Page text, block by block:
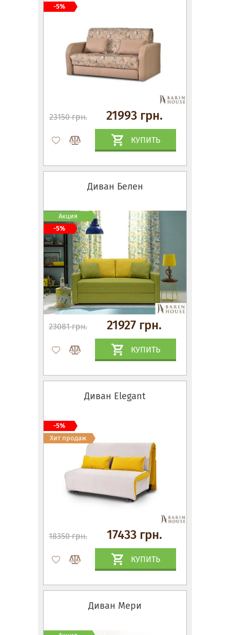
23150 грн. 21993 грн.
КУПИТЬ
-5%
Диван Белен
23081 грн. 21927 грн.
КУПИТЬ
Акция
-5%
Диван Elegant
18350 грн. 17433 грн.
КУПИТЬ
-5%
Хит продаж
Диван Мери